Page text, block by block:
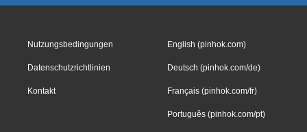
Nutzungsbedingungen
Datenschutzrichtlinien
Kontakt
English (pinhok.com)
Deutsch (pinhok.com/de)
Français (pinhok.com/fr)
Português (pinhok.com/pt)